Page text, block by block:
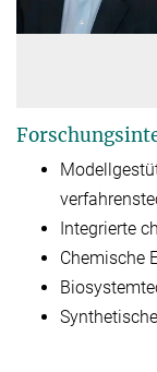
Integrierte
Chemische